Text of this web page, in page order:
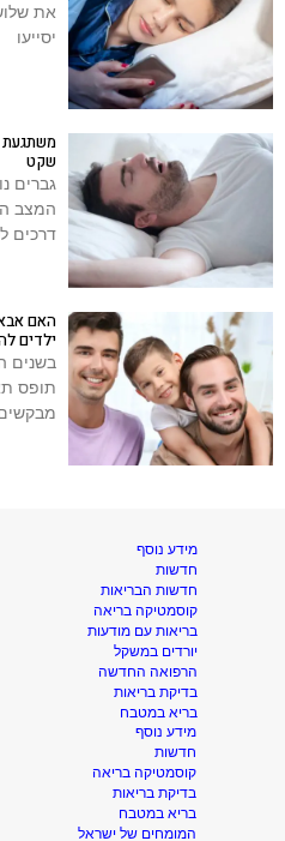
את
יסייעו
שקט
גברים
המצב
דרכים
האם
ילדים
בשנים
תופס
מידע נוסף
חדשות
חדשות הבריאות
קוסמטיקה בריאה
בריאות עם מודעות
יורדים במשקל
הרפואה החדשה
בדיקת בריאות
בריא במטבח
מידע נוסף
חדשות
קוסמטיקה בריאה
בדיקת בריאות
בריא במטבח
המומחים של ישראל